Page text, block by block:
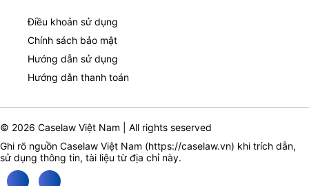
Điều khoản sử dụng
Chính sách bảo mật
Hướng dẫn sử dụng
Hướng dẫn thanh toán
© 2026 Caselaw Việt Nam | All rights seserved
Ghi rõ nguồn Caselaw Việt Nam (https://caselaw.vn) khi trích dẫn,
sử dụng thông tin, tài liệu từ địa chỉ này.